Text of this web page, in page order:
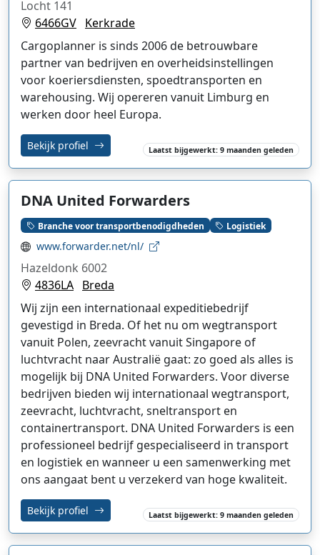
Locht 141
6466GV Kerkrade
Cargoplanner is sinds 2006 de betrouwbare
partner van bedrijven en overheidsinstellingen
voor koeriersdiensten, spoedtransporten en
warehousing. Wij opereren vanuit Limburg en
werken door heel Europa.
Bekijk profiel Laatst bijgewerkt: 9 maanden geleden
DNA United Forwarders
Branche voor transportbenodigdheden Logistiek
www.forwarder.net/nl/
Hazeldonk 6002
4836LA Breda
Wij zijn een internationaal expeditiebedrijf
gevestigd in Breda. Of het nu om wegtransport
vanuit Polen, zeevracht vanuit Singapore of
luchtvracht naar Australië gaat: zo goed als alles is
mogelijk bij DNA United Forwarders. Voor diverse
bedrijven bieden wij internationaal wegtransport,
zeevracht, luchtvracht, sneltransport en
containertransport. DNA United Forwarders is een
professioneel bedrijf gespecialiseerd in transport
en logistiek en wanneer u een samenwerking met
ons aangaat bent u verzekerd van hoge kwaliteit.
Bekijk profiel Laatst bijgewerkt: 9 maanden geleden